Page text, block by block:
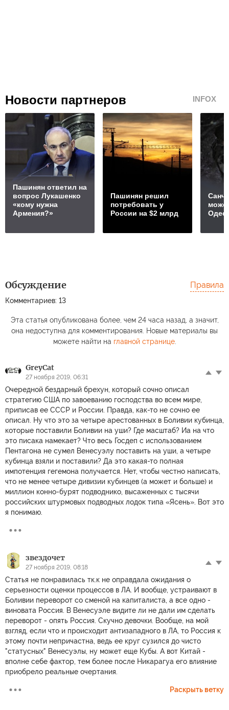
Новости партнеров INFOX
Пашинян ответил на
вопрос Лукашенко
«кому нужна
Армения?»
Пашинян рeшил
потребовать у
России на $2 млрд
Российские
средние зарплаты
сравнили с
европейскими
референдума по
членству в ЕС или
ЕАЭС
Обсуждение
Комментариев: 13
Правила
Эта статья опубликована более, чем 24 часа назад, а значит,
она недоступна для комментирования. Новые материалы вы
можете найти на главной странице.
GreyCat
27 ноября 2019, 06:31
Очередной бездарный брехун, который сочно описал
стратегию США по завоеванию господства во всем мире,
приписав ее СССР и России. Правда, как-то не сочно ее
описал. Ну что это за четыре арестованных в Боливии кубинца,
которые поставили Боливии на уши? Где масштаб? Иа на что
это писака намекает? Что весь Госдеп с использованием
Пентагона не сумел Венесуэлу поставить на уши, а четыре
кубинца взяли и поставили? Да это какая-то полная
импотенция гегемона получается. Нет, чтобы честно написать,
что не менее четыре дивизии кубинцев (а может и больше) и
миллион конно-бурят подводнико, высаженных с тысячи
российских штурмовых подводных лодок типа «Ясень». Вот это
я понимаю.
звездочет
27 ноября 2019, 08:18
Статья не понравилась тк.к не оправдала ожидания о
серьезности оценки процессов в ЛА. И вообще, устраивают в
Боливии переворот со сменой на капиталиста, а все одно -
виновата Россия. В Венесуэле видите ли не дали им сделать
переворот - опять Россия. Скучно девочки. Вообще, на мой
взгляд, если что и происходит антизападного в ЛА, то Россия к
этому почти непричастна, ведь ее круг сузился до чисто
"статусных" Венесуэлы, ну может еще Кубы. А вот Китай -
вполне себе фактор, тем более после Никарагуа его влияние
приобрело реальные очертания.
Раскрыть ветку